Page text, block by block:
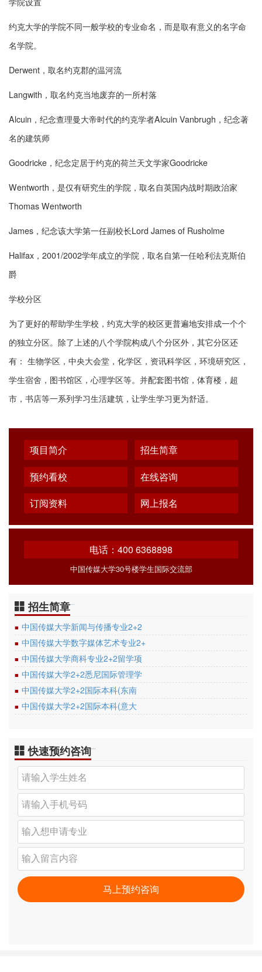
约克大学的学院不同一般学校的专业命名，而是取有意义的名字命
名学院。
Derwent，取名约克郡的温河流
Langwith，取名约克当地废弃的一所村落
Alcuin，纪念查理曼大帝时代的约克学者Alcuin Vanbrugh，纪念著
名的建筑师
Goodricke，纪念定居于约克的荷兰天文学家Goodricke
Wentworth，是仅有研究生的学院，取名自英国内战时期政治家
Thomas Wentworth
James，纪念该大学第一任副校长Lord James of Rusholme
Halifax，2001/2002学年成立的学院，取名自第一任哈利法克斯伯
爵
学校分区
为了更好的帮助学生学校，约克大学的校区更普遍地安排成一个个
的独立分区。除了上述的八个学院构成八个分区外，其它分区还
有： 生物学区，中央大会堂，化学区，资讯科学区，环境研究区，
学生宿舍，图书馆区，心理学区等。并配套图书馆，体育楼，超
市，书店等一系列学习生活建筑，让学生学习更为舒适。
项目简介
招生简章
预约看校
在线咨询
订阅资料
网上报名
电话：400 6368898
中国传媒大学30号楼学生国际交流部
招生简章
■ 中国传媒大学新闻与传播专业2+2
■ 中国传媒大学数字媒体艺术专业2+
■ 中国传媒大学商科专业2+2留学项
■ 中国传媒大学2+2悉尼国际管理学
■ 中国传媒大学2+2国际本科(东南
■ 中国传媒大学2+2国际本科(意大
快速预约咨询